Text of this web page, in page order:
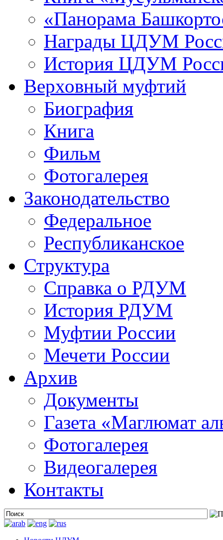
«Панорама
Награды ЦДУМ
История ЦДУМ
Верховный муфтий
Биография
Книга
Фильм
Фотогалерея
Законодательство
Федеральное
Республиканское
Структура
Справка о РДУМ
История РДУМ
Муфтии России
Мечети России
Архив
Документы
Газета «Маглюмат
Фотогалерея
Видеогалерея
Контакты